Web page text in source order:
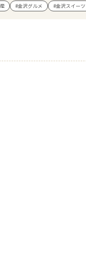
#金沢グルメ #金沢スイーツ